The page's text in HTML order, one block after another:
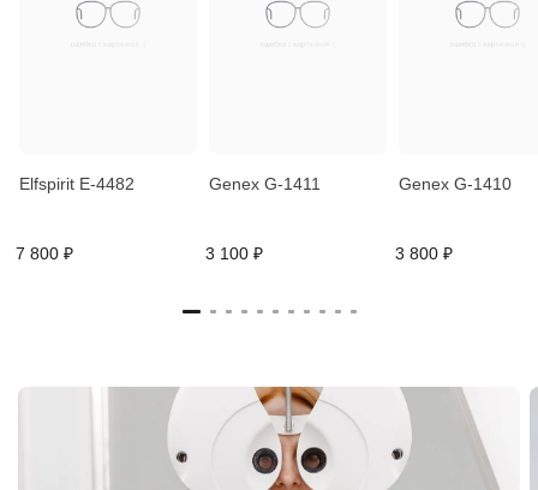
Elfspirit E-4482
7 800 ₽
Genex G-1411
3 100 ₽
Genex G-1410
3 800 ₽